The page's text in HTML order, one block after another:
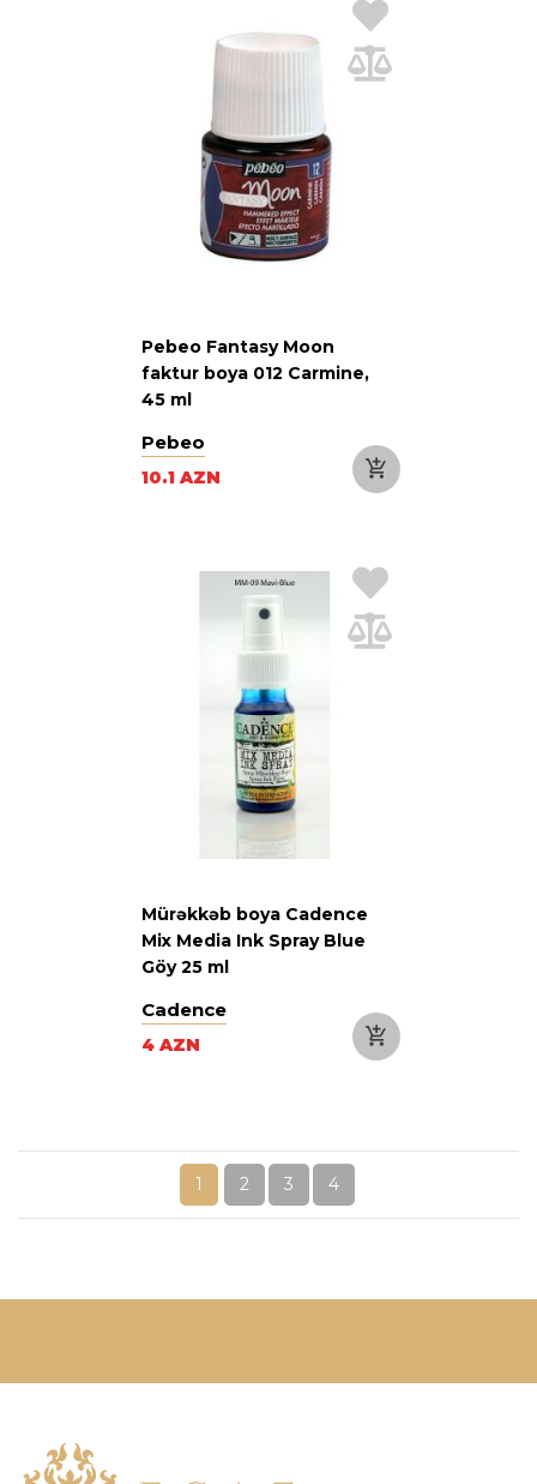
Pebeo Fantasy Moon
faktur boya 012 Carmine,
45 ml
Pebeo
10.1 AZN
Mürəkkəb boya Cadence
Mix Media Ink Spray Blue
Göy 25 ml
Cadence
4 AZN
1 2 3 4